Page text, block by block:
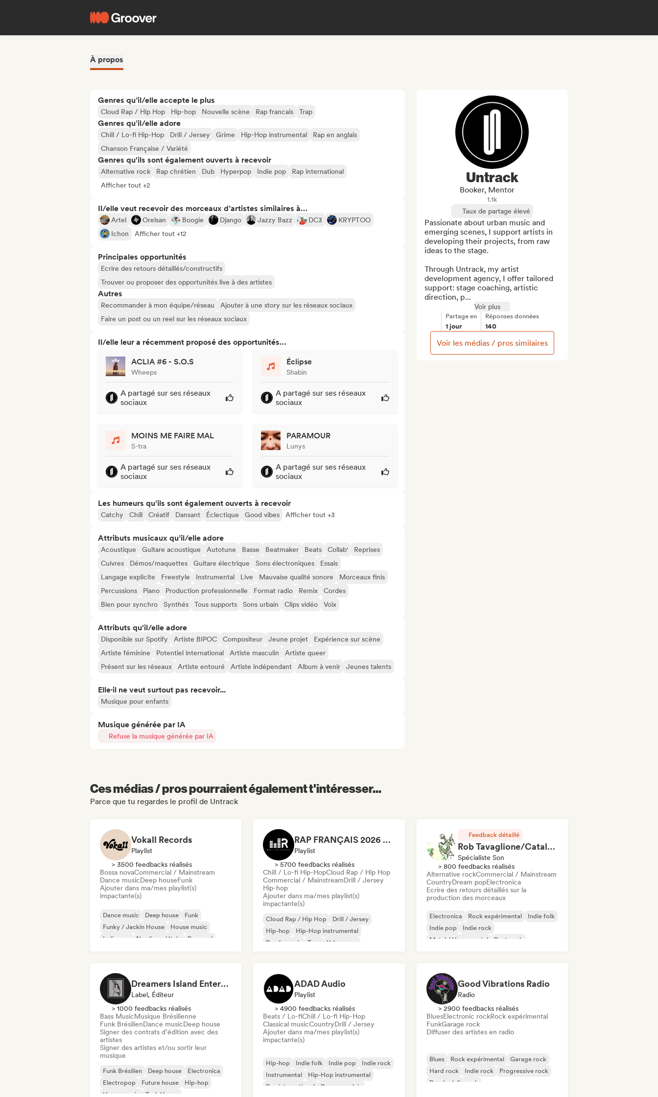
À propos
Genres qu’il/elle accepte le plus
Cloud Rap / Hip Hop Hip-hop Nouvelle scène Rap francais Trap
Genres qu’il/elle adore
Chill / Lo-fi Hip-Hop Drill / Jersey Grime Hip-Hop instrumental
Rap en anglais
Chanson Française / Variété
Genres qu'ils sont également ouverts à recevoir
Alternative rock Rap chrétien Dub Hyperpop Indie pop
Rap international
Afficher tout +2
Il/elle veut recevoir des morceaux d’artistes similaires à…
Artel Orelsan Boogie Django Jazzy Bazz DC3
KRYPTOO
Ichon
Afficher tout +12
Principales opportunités
Ecrire des retours détaillés/constructifs
Trouver ou proposer des opportunités live à des artistes
Autres
Recommander à mon équipe/réseau
Ajouter à une story sur les réseaux sociaux
Faire un post ou un reel sur les réseaux sociaux
Il/elle leur a récemment proposé des opportunités…
ACLIA #6 - S.O.S
Wheeps
A partagé sur ses réseaux
sociaux
Éclipse
Shabin
A partagé sur ses réseaux
sociaux
MOINS ME FAIRE MAL
S-tra
A partagé sur ses réseaux
sociaux
PARAMOUR
Lunys
A partagé sur ses réseaux
sociaux
Les humeurs qu’ils sont également ouverts à recevoir
Catchy Chill Créatif Dansant Éclectique Good vibes Afficher tout +3
Attributs musicaux qu’il/elle adore
Acoustique Guitare acoustique Autotune Basse Beatmaker Beats Collab'
Reprises
Cuivres
Démos/maquettes Guitare électrique Sons électroniques
Essais
Langage explicite
Freestyle Instrumental Live Mauvaise qualité sonore
Morceaux finis
Percussions
Piano Production professionnelle Format radio Remix
Cordes
Bien pour synchro
Synthés Tous supports Sons urbain Clips vidéo Voix
Attributs qu'il/elle adore
Disponible sur Spotify Artiste BIPOC Compositeur Jeune projet
Expérience sur scène
Artiste féminine
Potentiel international Artiste masculin
Artiste queer
Présent sur les réseaux
Artiste entouré Artiste indépendant Album à venir Jeunes talents
Elle·il ne veut surtout pas recevoir...
Musique pour enfants
Musique générée par IA
Refuse la musique générée par IA
Untrack
Booker, Mentor
1.1k
Taux de partage élevé
Passionate about urban music and
emerging scenes, I support artists in
developing their projects, from raw
ideas to the stage.
Through Untrack, my artist
development agency, I offer tailored
support: stage coaching, artistic
direction, p...
Voir plus
Partage en
1 jour
Réponses données
140
Voir les médias / pros similaires
Ces médias / pros pourraient également t'intéresser...
Parce que tu regardes le profil de Untrack
Vokall Records
Playlist
> 3500 feedbacks réalisés
Bossa novaCommercial / Mainstream
Dance musicDeep houseFunk
Ajouter dans ma/mes playlist(s)
impactante(s)
Dance music Deep house
Funk
Funky / Jackin House
House music
Indie pop
Nu-disco / Italo Pop soul
RAP FRANÇAIS 2026 🔥🇫🇷 (Way Records)
Playlist
> 5700 feedbacks réalisés
Chill / Lo-fi Hip-HopCloud Rap / Hip Hop
Commercial / MainstreamDrill / Jersey
Hip-hop
Ajouter dans ma/mes playlist(s)
impactante(s)
Cloud Rap / Hip Hop
Drill / Jersey
Hip-hop
Hip-Hop instrumental
Rap francais
Trap
Urban pop
Feedback détaillé
Rob Tavaglione/Catalyst Recording
Spécialiste Son
> 800 feedbacks réalisés
Alternative rockCommercial / Mainstream
CountryDream popElectronica
Ecrire des retours détaillés sur la
production des morceaux
Electronica Rock expérimental
Indie folk
Indie pop
Indie rock
Metal / Heavy metal
Post punk
Dreamers Island Entertainment
Label, Éditeur
> 1000 feedbacks réalisés
Bass MusicMusique Brésilienne
Funk BrésilienDance musicDeep house
Signer des contrats d’édition avec des
artistes
Signer des artistes et/ou sortir leur
musique
Funk Brésilien Deep house
Electronica
Electropop
Future house
Hip-hop
House music
Tech House
ADAD Audio
Playlist
> 4900 feedbacks réalisés
Beats / Lo-fiChill / Lo-fi Hip-Hop
Classical musicCountryDrill / Jersey
Ajouter dans ma/mes playlist(s)
impactante(s)
Hip-hop Indie folk Indie pop
Indie rock
Instrumental
Hip-Hop instrumental
Rap international
Rap en anglais
Good Vibrations Radio
Radio
> 2900 feedbacks réalisés
BluesElectronic rockRock expérimental
FunkGarage rock
Diffuser des artistes en radio
Blues Rock expérimental
Garage rock
Hard rock
Indie rock
Progressive rock
Psychedelic rock